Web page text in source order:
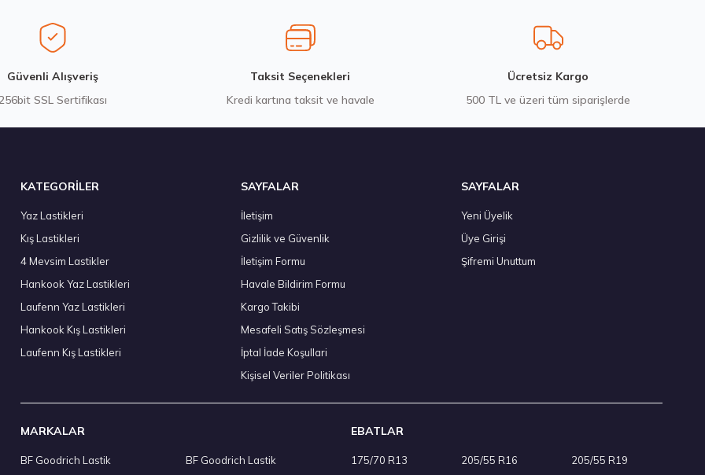
Michelin 295/80R22.5 X MULTIWAY 3D XDE 152/148L M+S 3PMSF 200580103
14.267,00 ₺
295/35 R21 107Y XL Eagle F1 Asymmetric 6 FP 2024
8.903,40 ₺
Sava 205/55 R16 94V XL All Weather 4Mevsim 2026
3.602,50 ₺
Stokta 12 Adet
Kumho 215/55 R16 93V Ecsta HS52 Yaz 2026
Güvenli Alışveriş
SSL Sertifikası
Taksit Seçenekleri
Kredi kartına taksit ve havale
Ücretsiz Kargo
500 TL ve üzeri tüm siparişlerde
KATEGORİLER
Yaz Lastikleri
Kış Lastikleri
4 Mevsim Lastikler
Hankook Yaz Lastikleri
Laufenn Yaz Lastikleri
Hankook Kış Lastikleri
Laufenn Kış Lastikleri
SAYFALAR
İletişim
Gizlilik ve Güvenlik
İletişim Formu
Havale Bildirim Formu
Kargo Takibi
Mesafeli Satış Sözleşmesi
İptal İade Koşullari
Kişisel Veriler Politikası
SAYFALAR
Yeni Üyelik
Üye Girişi
Şifremi Unuttum
MARKALAR
BF Goodrich Lastik BF Goodrich Lastik
EBATLAR
175/70 R13 205/55 R16 205/55 R19